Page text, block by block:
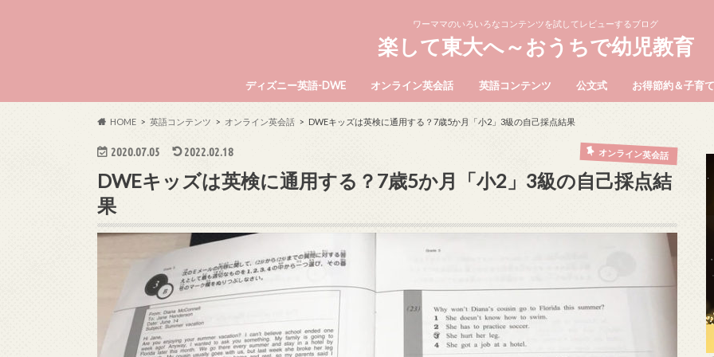
ワーママのいろいろなコンテンツを試してレビューするブログ
楽して東大へ～おうちで幼児教育
ディズニー英語-DWE オンライン英会話 英語コンテンツ 公文式 お得節約＆子育
HOME 英語コンテンツ オンライン英会話 DWEキッズは英検に通用する？7歳5か月「小2」3級の自己採点結果
2020.07.05 2022.02.18 オンライン英会話
DWEキッズは英検に通用する？7歳5か月「小2」3級の自己採点結
果